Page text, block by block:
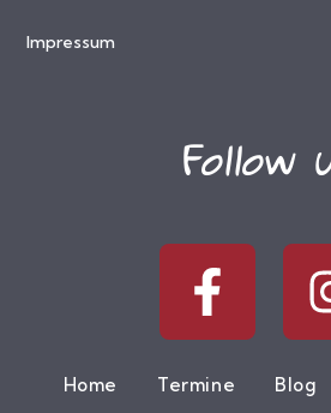
Impressum
Follow
Home Termine Blog